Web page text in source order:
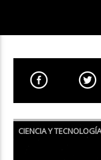
TÍTULO
CIENCIA Y